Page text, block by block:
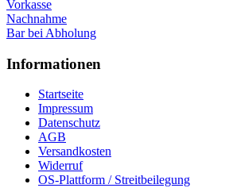
Vorkasse
Nachnahme
Bar bei Abholung
Informationen
Startseite
Impressum
Datenschutz
AGB
Versandkosten
Widerruf
OS-Plattform / Streitbeilegung